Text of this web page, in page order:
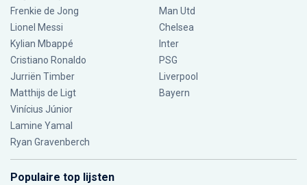
Frenkie de Jong
Lionel Messi
Kylian Mbappé
Cristiano Ronaldo
Jurriën Timber
Matthijs de Ligt
Vinícius Júnior
Lamine Yamal
Ryan Gravenberch
Man Utd
Chelsea
Inter
PSG
Liverpool
Bayern
Populaire top lijsten